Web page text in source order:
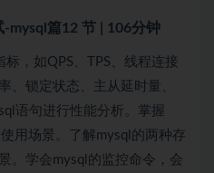
-mysql篇12 节 | 106分钟
，如QPS、TPS、线程连接
、锁定状态、主从延时量、
语句进行性能分析。掌握
用场景。了解mysql的两种存
。学会mysql的监控命令，会